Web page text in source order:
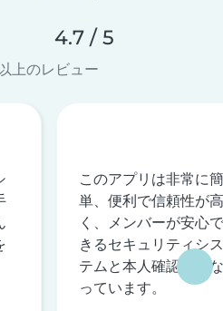
4.7 / 5
上のレビュー
このアプリは非常に簡
単、便利で信頼性が高
く、メンバーが安心で
きるセキュリティシス
テムと本人確認を行な
っています。